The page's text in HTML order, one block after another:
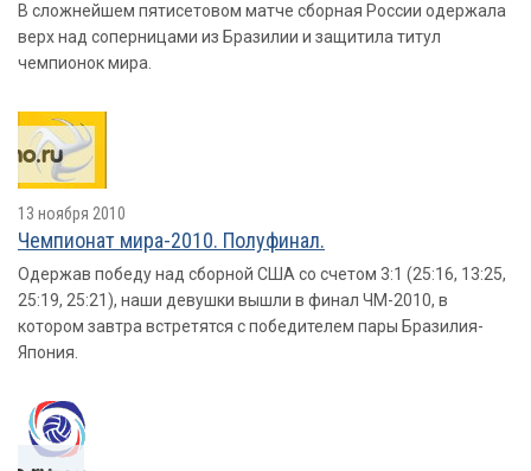
В сложнейшем пятисетовом матче сборная России одержала
верх над соперницами из Бразилии и защитила титул
чемпионок мира.
13 ноября 2010
Чемпионат мира-2010. Полуфинал.
Одержав победу над сборной США со счетом 3:1 (25:16, 13:25,
25:19, 25:21), наши девушки вышли в финал ЧМ-2010, в
котором завтра встретятся с победителем пары Бразилия-
Япония.